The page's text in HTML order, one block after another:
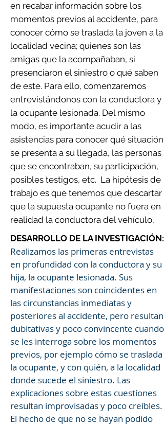
en recabar información sobre los
momentos previos al accidente, para
conocer cómo se traslada la joven a la
localidad vecina; quienes son las
amigas que la acompañaban, si
presenciaron el siniestro o qué saben
de este. Para ello, comenzaremos
entrevistándonos con la conductora y
la ocupante lesionada. Del mismo
modo, es importante acudir a las
asistencias para conocer qué situación
se presenta a su llegada, las personas
que se encontraban, su participación,
posibles testigos, etc. La hipótesis de
trabajo es que tenemos que descartar
que la supuesta ocupante no fuera en
realidad la conductora del vehículo,
DESARROLLO DE LA INVESTIGACIÓN:
Realizamos las primeras entrevistas
en profundidad con la conductora y su
hija, la ocupante lesionada. Sus
manifestaciones son coincidentes en
las circunstancias inmediatas y
posteriores al accidente, pero resultan
dubitativas y poco convincente cuando
se les interroga sobre los momentos
previos, por ejemplo cómo se traslada
la ocupante, y con quién, a la localidad
donde sucede el siniestro. Las
explicaciones sobre estas cuestiones
resultan improvisadas y poco creíbles.
El hecho de que no se hayan podido